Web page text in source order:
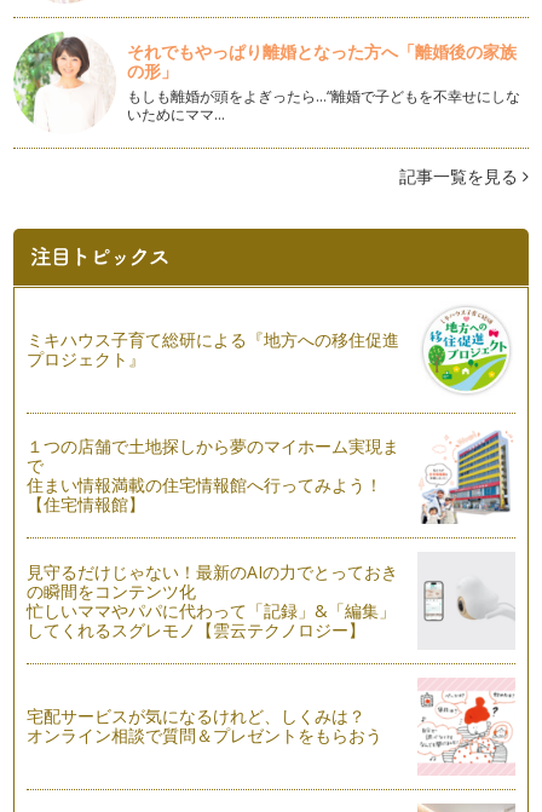
五感
私たちの身体は私たちの食べた物でできています。 五感と
は、視…
必須アミノ酸～アミノ酸スコア～
私たちの身体は私たちが食べた物でできています。 「タンパ
私たちの体は私たちの食べた物でできています。 これから、
風邪やインフルエンザが流行…
私たちの体は私たちの食べた物でできています。 …
私たちの体は私たちが食べた物でできています。 日本の中
健康的な食べ方
私たちの体は私たちが食べたものでできています。 みなさん
代謝って何？
私たちの体は私たちが食べたものでできています。 代謝と
は、私…
トランス脂肪酸
私たちの体は私たちの食べたものでできています。 皆さんは
「ト…
私たちの体は私たちが食べたものでできています。 今年の夏
それでもやっぱり離婚となった方へ「離婚後の家族
の形」
もしも離婚が頭をよぎったら…“離婚で子どもを不幸せにしな
いためにママ…
記事一覧を見る
ミキハウス子育て総研による『地方への移住促進
プロジェクト』
１つの店舗で土地探しから夢のマイホーム実現ま
で
住まい情報満載の住宅情報館へ行ってみよう！
【住宅情報館】
見守るだけじゃない！最新のAIの力でとっておき
の瞬間をコンテンツ化
忙しいママやパパに代わって「記録」&「編集」
してくれるスグレモノ【雲云テクノロジー】
宅配サービスが気になるけれど、しくみは？
オンライン相談で質問＆プレゼントをもらおう